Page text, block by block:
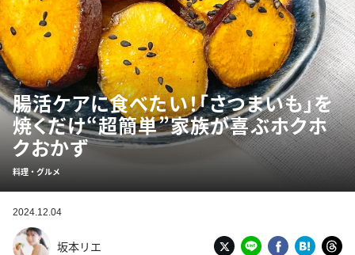
腸活ケアに食べたい！「さつまいも」を
焼くだけ“超簡単”家族が喜ぶホクホ
クおかず
料理・グルメ
2024.12.04
坂本リエ